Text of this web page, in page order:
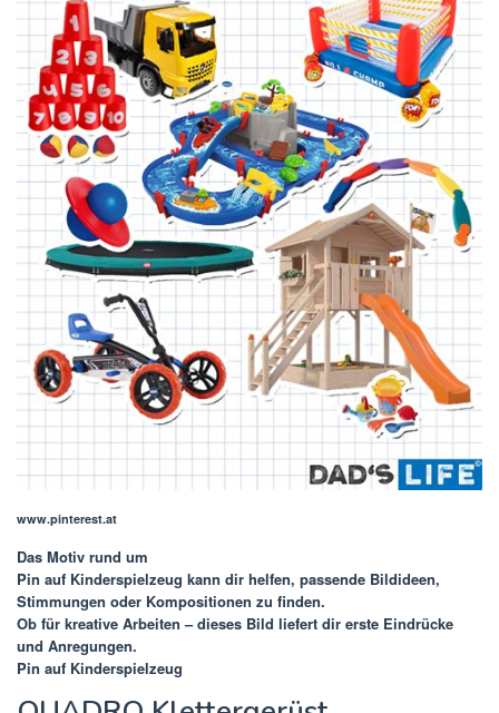
www.pinterest.at
Das Motiv rund um
Pin auf Kinderspielzeug kann dir helfen, passende Bildideen,
Stimmungen oder Kompositionen zu finden.
Ob für kreative Arbeiten – dieses Bild liefert dir erste Eindrücke
und Anregungen.
Pin auf Kinderspielzeug